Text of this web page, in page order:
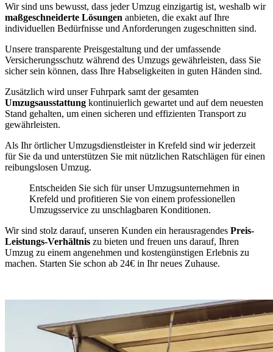
Wir sind uns bewusst, dass jeder Umzug einzigartig ist, weshalb wir
maßgeschneiderte Lösungen anbieten, die exakt auf Ihre
individuellen Bedürfnisse und Anforderungen zugeschnitten sind.
Unsere transparente Preisgestaltung und der umfassende
Versicherungsschutz während des Umzugs gewährleisten, dass Sie
sicher sein können, dass Ihre Habseligkeiten in guten Händen sind.
Zusätzlich wird unser Fuhrpark samt der gesamten
Umzugsausstattung kontinuierlich gewartet und auf dem neuesten
Stand gehalten, um einen sicheren und effizienten Transport zu
gewährleisten.
Als Ihr örtlicher Umzugsdienstleister in Krefeld sind wir jederzeit
für Sie da und unterstützen Sie mit nützlichen Ratschlägen für einen
reibungslosen Umzug.
Entscheiden Sie sich für unser Umzugsunternehmen in
Krefeld und profitieren Sie von einem professionellen
Umzugsservice zu unschlagbaren Konditionen.
Wir sind stolz darauf, unseren Kunden ein herausragendes Preis-
Leistungs-Verhältnis zu bieten und freuen uns darauf, Ihren
Umzug zu einem angenehmen und kostengünstigen Erlebnis zu
machen. Starten Sie schon ab 24€ in Ihr neues Zuhause.